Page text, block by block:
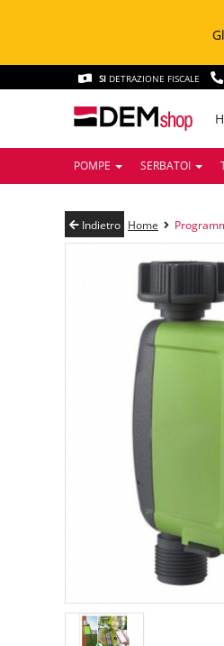
SI DETRAZIONE FISCALE
POMPE SERBATOI
Indietro Home